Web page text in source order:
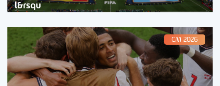
l&rsqu
CM 2026